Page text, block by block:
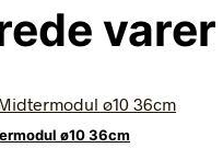
varer
ø10 36cm